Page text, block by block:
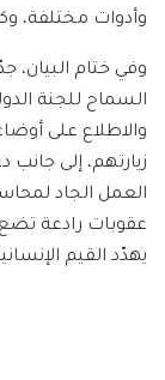
وأدوات مختلفة،
وفي ختام البيان،
السماح للجنة
والاطلاع على
زيارتهم، إلى
العمل الجاد
عقوبات رادعة تضع
يهدّد القيم